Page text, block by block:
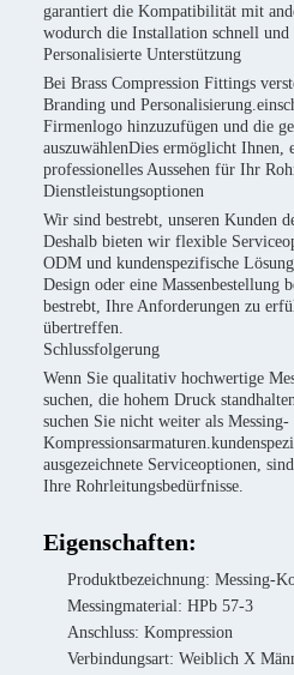
garantiert die Kompatibilität mit
wodurch die Installation schnell
Personalisierte Unterstützung
Bei Brass Compression Fittings
Branding und
Firmenlogo hinzuzufügen und die
auszuwählenDies ermöglicht Ihnen,
professionelles Aussehen für Ihr
Dienstleistungsoptionen
Wir sind bestrebt, unseren Kunden
Deshalb bieten wir flexible
ODM und kundenspezifische
Design oder eine Massenbestellung
bestrebt, Ihre Anforderungen zu
übertreffen.
Schlussfolgerung
Wenn Sie qualitativ hochwertige
suchen, die hohem Druck
suchen Sie nicht weiter als Messing-
ausgezeichnete Serviceoptionen,
Ihre Rohrleitungsbedürfnisse.
Eigenschaften:
Produktbezeichnung: Messing-
Messingmaterial: HPb 57-3
Anschluss: Kompression
Verbindungsart: Weiblich X